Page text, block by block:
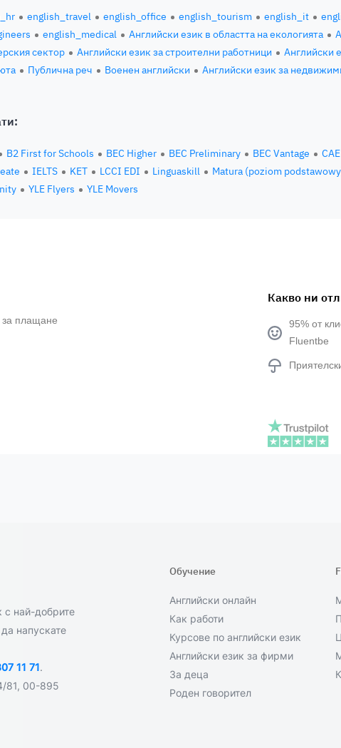
english_travel english_office english_tourism english_it
english_medical Английски език в областта на екологията
сектор
Английски език за строителни работници Английски
Публична реч Военен английски Английски език за
B2 First for Schools BEC Higher BEC Preliminary BEC Vantage CAE
IELTS KET LCCI EDI Linguaskill Matura (poziom
YLE Flyers YLE Movers
за плащане
Какво ни
95% от
Fluentbe
с най-добрите
напускате
11 71.
81, 00-895
Обучение
Английски онлайн
Как работи
Курсове по английски език
Английски език за фирми
За деца
Роден говорител